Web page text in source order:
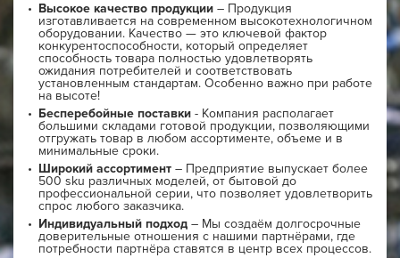
Высокое качество продукции – Продукция
изготавливается на современном высокотехнологичном
оборудовании. Качество — это ключевой фактор
конкурентоспособности, который определяет
способность товара полностью удовлетворять
ожидания потребителей и соответствовать
установленным стандартам. Особенно важно при работе
на высоте!
Бесперебойные поставки - Компания располагает
большими складами готовой продукции, позволяющими
отгружать товар в любом ассортименте, объеме и в
минимальные сроки.
Широкий ассортимент – Предприятие выпускает более
500 sku различных моделей, от бытовой до
профессиональной серии, что позволяет удовлетворить
спрос любого заказчика.
Индивидуальный подход – Мы создаём долгосрочные
доверительные отношения с нашими партнёрами, где
потребности партнёра ставятся в центр всех процессов.